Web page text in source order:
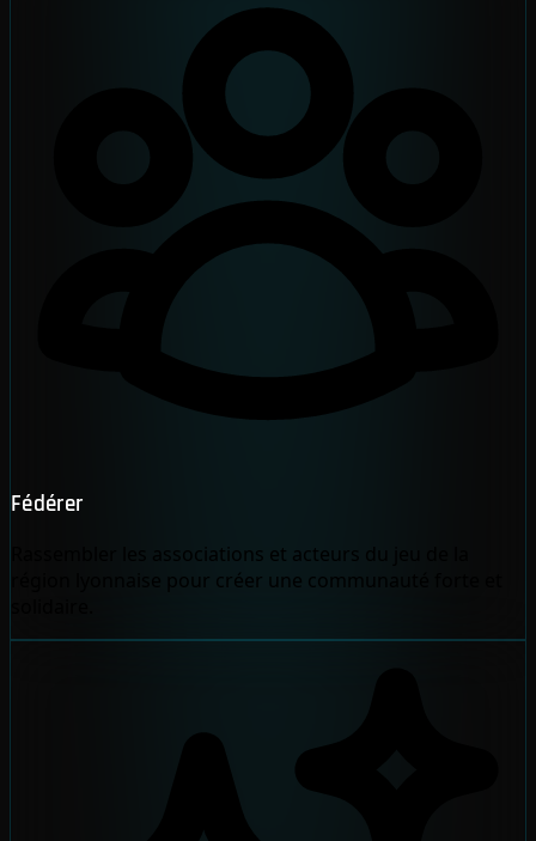
Fédérer
Rassembler les associations et acteurs du jeu de la
région lyonnaise pour créer une communauté forte et